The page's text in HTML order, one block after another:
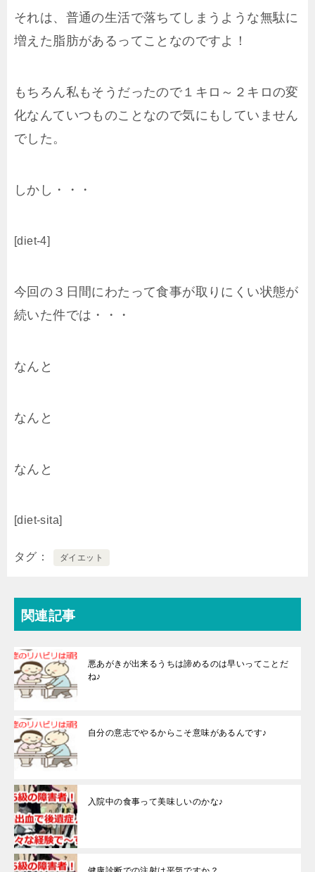
それは、普通の生活で落ちてしまうような無駄に
増えた脂肪があるってことなのですよ！
もちろん私もそうだったので１キロ～２キロの変
化なんていつものことなので気にもしていません
でした。
しかし・・・
[diet-4]
今回の３日間にわたって食事が取りにくい状態が
続いた件では・・・
なんと
なんと
なんと
[diet-sita]
タグ ダイエット
関連記事
悪あがきが出来るうちは諦めるのは早いってことだ
ね♪
自分の意志でやるからこそ意味があるんです♪
入院中の食事って美味しいのかな♪